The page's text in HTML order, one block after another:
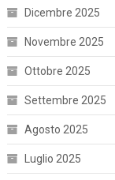
Dicembre 2025
Novembre 2025
Ottobre 2025
Settembre 2025
Agosto 2025
Luglio 2025